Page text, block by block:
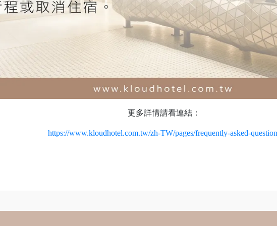
更多詳情請看連結：
https://www.kloudhotel.com.tw/zh-TW/pages/frequently-asked-